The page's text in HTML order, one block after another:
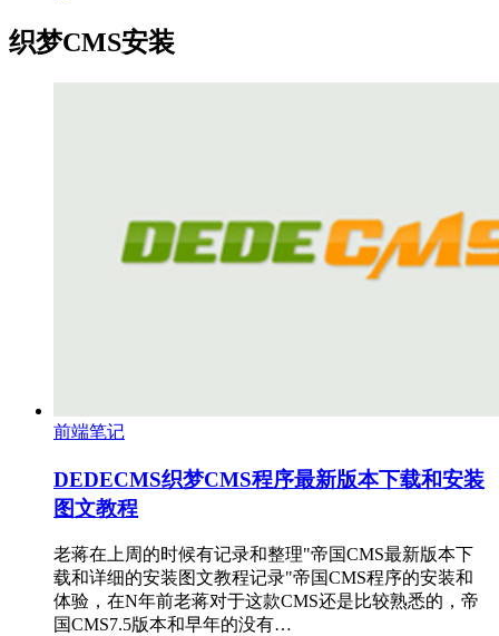
织梦CMS安装
前端笔记
DEDECMS织梦CMS程序最新版本下载和安装
图文教程
老蒋在上周的时候有记录和整理"帝国CMS最新版本下
载和详细的安装图文教程记录"帝国CMS程序的安装和
体验，在N年前老蒋对于这款CMS还是比较熟悉的，帝
国CMS7.5版本和早年的没有…